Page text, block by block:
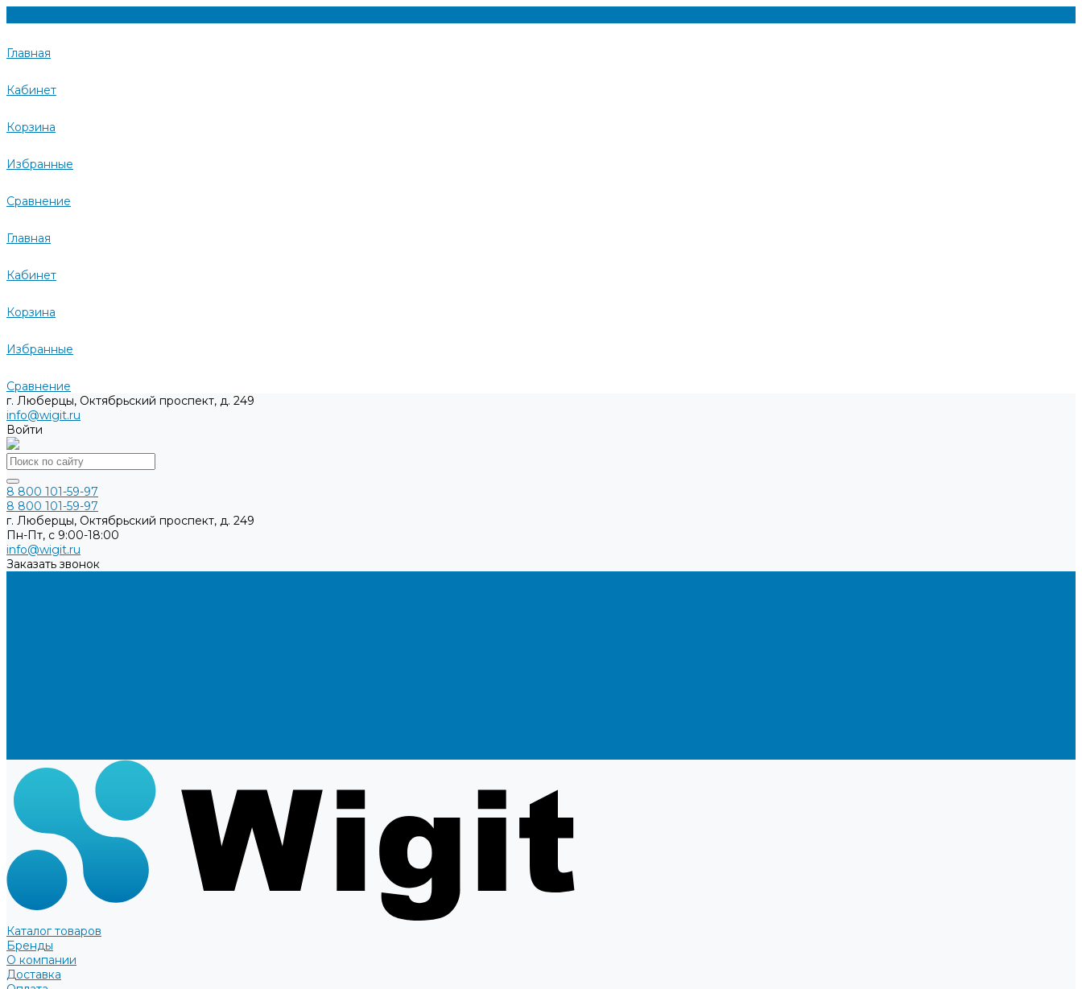
Главная
Кабинет
Корзина
Избранные
Сравнение
Главная
Кабинет
Корзина
Избранные
Сравнение
г. Люберцы, Октябрьский проспект, д. 249
info@wigit.ru
Войти
8 800 101-59-97
8 800 101-59-97
г. Люберцы, Октябрьский проспект, д. 249
Пн-Пт, с 9:00-18:00
info@wigit.ru
Заказать звонок
Каталог товаров
Бренды
О компании
Доставка